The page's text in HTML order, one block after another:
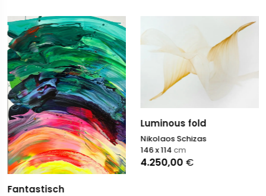
Fantastisch
Luminous fold
Nikolaos Schizas
4.250,00 €
146 x 114 cm